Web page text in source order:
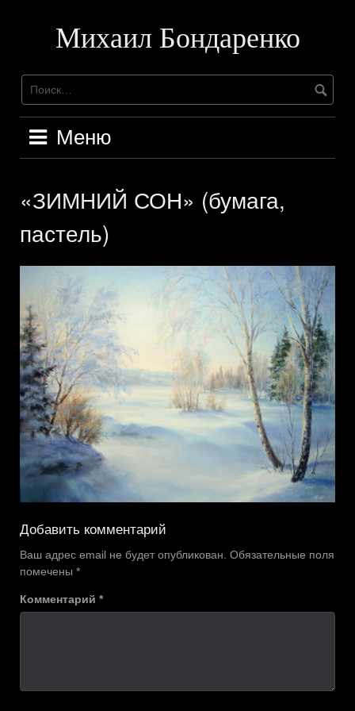
содержимомуМихаил Бондаренко
Меню
«ЗИМНИЙ СОН» (бумага,
пастель)
Добавить комментарий
Ваш адрес email не будет опубликован. Обязательные поля
помечены *
Комментарий *